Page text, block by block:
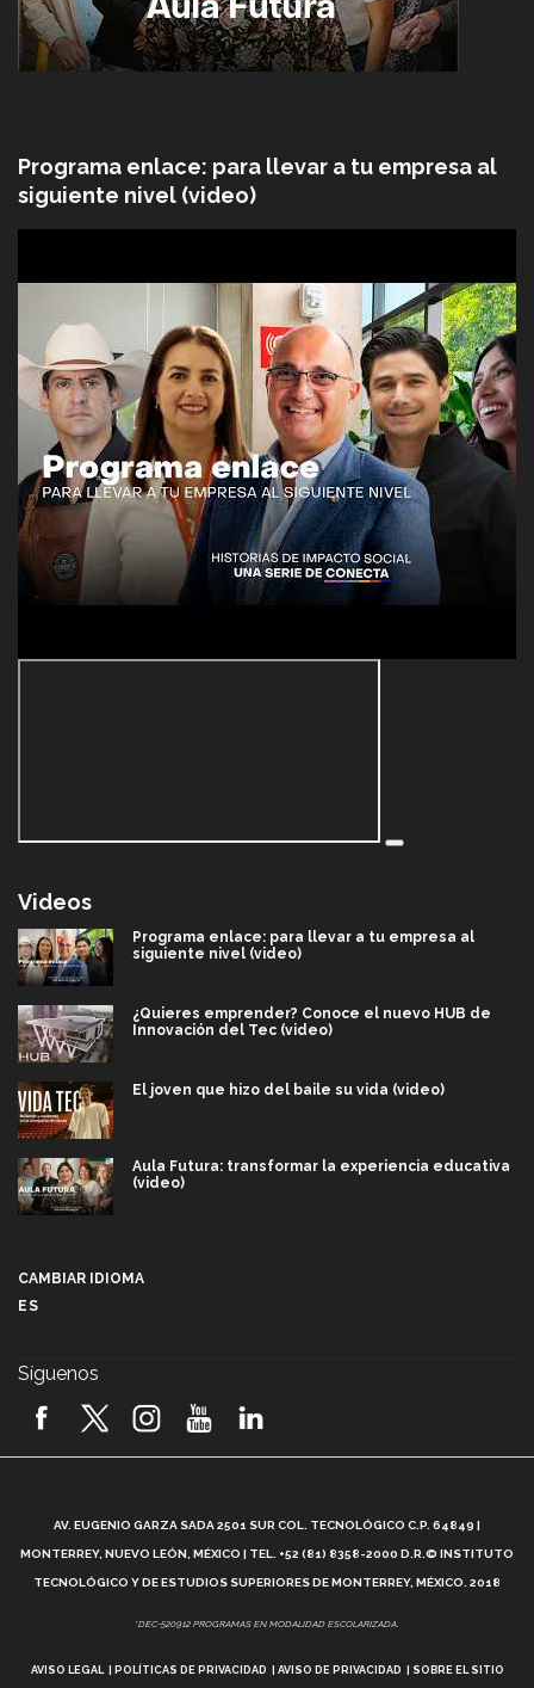
Programa enlace: para llevar a tu empresa al
siguiente nivel (video)
Videos
Programa enlace: para llevar a tu empresa al
siguiente nivel (video)
¿Quieres emprender? Conoce el nuevo HUB de
Innovación del Tec (video)
El joven que hizo del baile su vida (video)
Aula Futura: transformar la experiencia educativa
(video)
2026! (video)
¿Cómo es el Modelo Educativo Tec? (video)
Vida Tec: Feminismo e Inteligencia Artificial, Paola
CAMBIAR IDIOMA
ES
Síguenos
AV. EUGENIO GARZA SADA 2501 SUR COL. TECNOLÓGICO C.P. 64849 |
MONTERREY, NUEVO LEÓN, MÉXICO | TEL. +52 (81) 8358-2000 D.R.© INSTITUTO
TECNOLÓGICO Y DE ESTUDIOS SUPERIORES DE MONTERREY, MÉXICO. 2018
*DEC-520912 PROGRAMAS EN MODALIDAD ESCOLARIZADA.
AVISO LEGAL POLÍTICAS DE PRIVACIDAD AVISO DE PRIVACIDAD SOBRE EL SITIO